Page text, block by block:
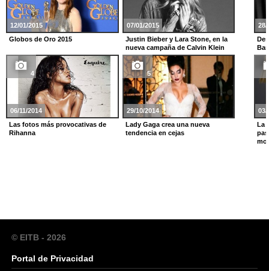
12/01/2015
Globos de Oro 2015
07/01/2015
Justin Bieber y Lara Stone, en la
nueva campaña de Calvin Klein
4
06/11/2014
Las fotos más provocativas de
Rihanna
5
29/10/2014
Lady Gaga crea una nueva
tendencia en cejas
28/
03/
La
© EITB - 2026
Portal de Privacidad